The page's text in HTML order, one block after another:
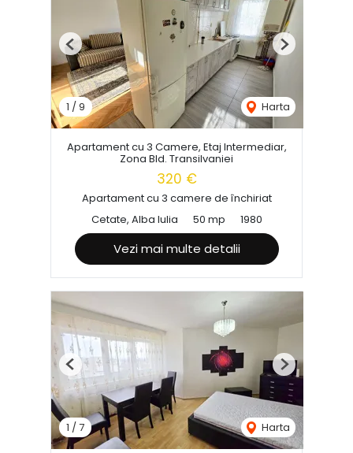
1 /9 Harta
Previous Next
Apartament cu 3 Camere, Etaj Intermediar,
Zona Bld. Transilvaniei
320 €
Apartament cu 3 camere de închiriat
Cetate, Alba Iulia
50 mp 1980
Vezi mai multe detalii
1 /7 Harta
Previous Next